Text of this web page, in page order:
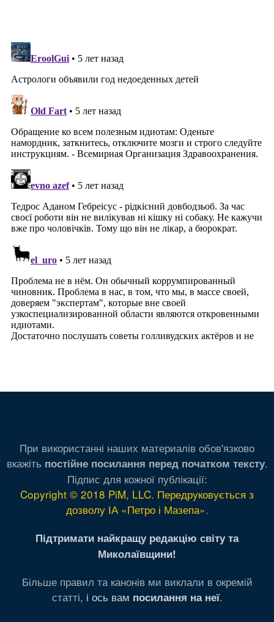
При використанні наших материалів обов'язково
вкажіть постійне посилання перед початком тексту.
Підпис для кожної публікації:
Copyright © 2018 PiM, LLC. Передруковується з
дозволу ІА «Петро і Мазепа».
Підтримати найкращу редакцію світу та
Миколаївщини!
Більше правил та канонів ми виклали в окремій
статті, і ось вам посилання на неї.